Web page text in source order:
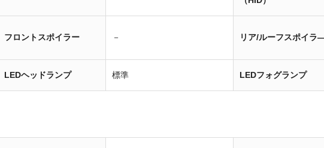
フロントスポイラー － リア/ルーフスポイラ
LEDヘッドランプ 標準 LEDフォグランプ